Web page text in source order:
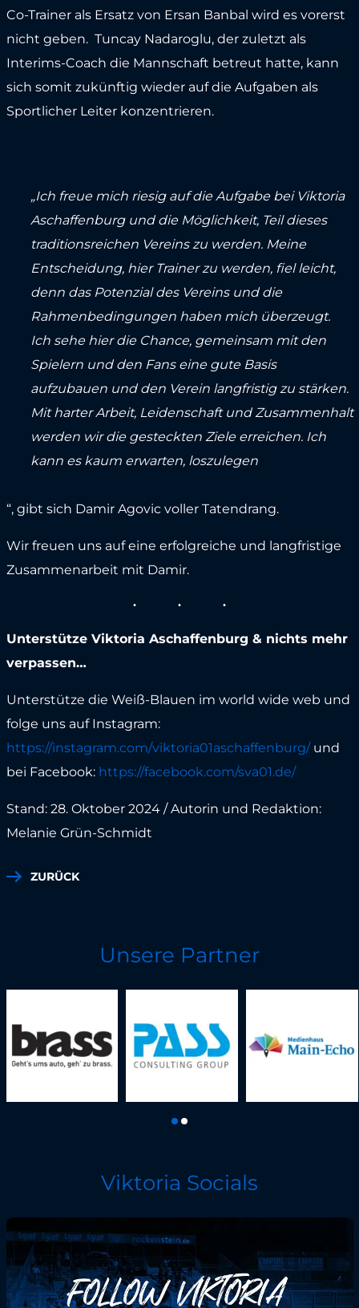
Co-Trainer als Ersatz von Ersan Banbal wird es vorerst
nicht geben. Tuncay Nadaroglu, der zuletzt als
Interims-Coach die Mannschaft betreut hatte, kann
sich somit zukünftig wieder auf die Aufgaben als
Sportlicher Leiter konzentrieren.
„Ich freue mich riesig auf die Aufgabe bei Viktoria
Aschaffenburg und die Möglichkeit, Teil dieses
traditionsreichen Vereins zu werden. Meine
Entscheidung, hier Trainer zu werden, fiel leicht,
denn das Potenzial des Vereins und die
Rahmenbedingungen haben mich überzeugt.
Ich sehe hier die Chance, gemeinsam mit den
Spielern und den Fans eine gute Basis
aufzubauen und den Verein langfristig zu stärken.
Mit harter Arbeit, Leidenschaft und Zusammenhalt
werden wir die gesteckten Ziele erreichen. Ich
kann es kaum erwarten, loszulegen
“, gibt sich Damir Agovic voller Tatendrang.
Wir freuen uns auf eine erfolgreiche und langfristige
Zusammenarbeit mit Damir.
Unterstütze Viktoria Aschaffenburg & nichts mehr
verpassen…
Unterstütze die Weiß-Blauen im world wide web und
folge uns auf Instagram:
https://instagram.com/viktoria01aschaffenburg/ und
bei Facebook: https://facebook.com/sva01.de/
Stand: 28. Oktober 2024 / Autorin und Redaktion:
Melanie Grün-Schmidt
ZURÜCK
Unsere Partner
Viktoria Socials